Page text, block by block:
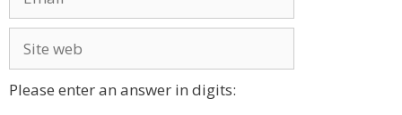
web
Please enter an answer in digits: